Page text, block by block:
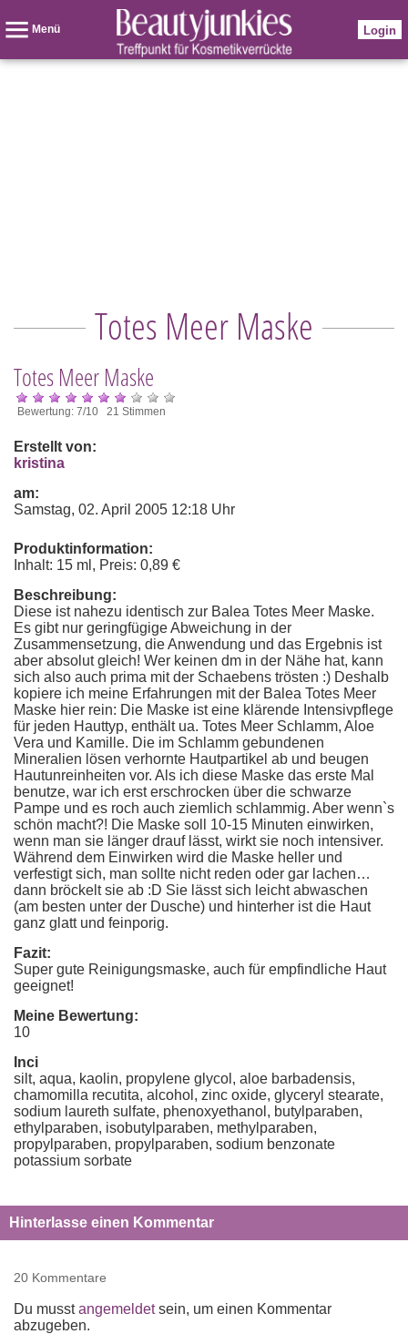
Menü Login
Totes Meer Maske
Totes Meer Maske
Bewertung: 7/10 21 Stimmen
Erstellt von:
kristina
am:
Samstag, 02. April 2005 12:18 Uhr
Produktinformation:
Inhalt: 15 ml, Preis: 0,89 €
Beschreibung:
Diese ist nahezu identisch zur Balea Totes Meer Maske.
Es gibt nur geringfügige Abweichung in der
Zusammensetzung, die Anwendung und das Ergebnis ist
aber absolut gleich! Wer keinen dm in der Nähe hat, kann
sich also auch prima mit der Schaebens trösten :) Deshalb
kopiere ich meine Erfahrungen mit der Balea Totes Meer
Maske hier rein: Die Maske ist eine klärende Intensivpflege
für jeden Hauttyp, enthält ua. Totes Meer Schlamm, Aloe
Vera und Kamille. Die im Schlamm gebundenen
Mineralien lösen verhornte Hautpartikel ab und beugen
Hautunreinheiten vor. Als ich diese Maske das erste Mal
benutze, war ich erst erschrocken über die schwarze
Pampe und es roch auch ziemlich schlammig. Aber wenn`s
schön macht?! Die Maske soll 10-15 Minuten einwirken,
wenn man sie länger drauf lässt, wirkt sie noch intensiver.
Während dem Einwirken wird die Maske heller und
verfestigt sich, man sollte nicht reden oder gar lachen…
dann bröckelt sie ab :D Sie lässt sich leicht abwaschen
(am besten unter der Dusche) und hinterher ist die Haut
ganz glatt und feinporig.
Fazit:
Super gute Reinigungsmaske, auch für empfindliche Haut
geeignet!
Meine Bewertung:
10
Inci
silt, aqua, kaolin, propylene glycol, aloe barbadensis,
chamomilla recutita, alcohol, zinc oxide, glyceryl stearate,
sodium laureth sulfate, phenoxyethanol, butylparaben,
ethylparaben, isobutylparaben, methylparaben,
propylparaben, propylparaben, sodium benzonate
potassium sorbate
Hinterlasse einen Kommentar
20 Kommentare
Du musstangemeldetsein, um einen Kommentar
abzugeben.